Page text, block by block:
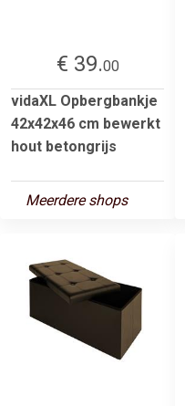
€ 39.00
vidaXL Opbergbankje
42x42x46 cm bewerkt
hout betongrijs
Meerdere shops